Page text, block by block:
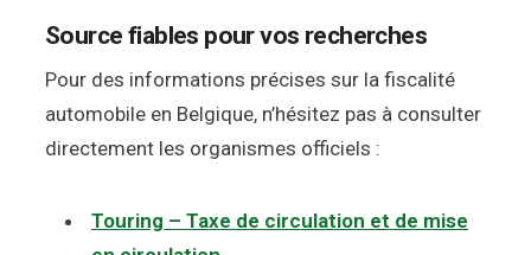
Source fiables pour vos recherches
Pour des informations précises sur la fiscalité
automobile en Belgique, n’hésitez pas à consulter
directement les organismes officiels :
Touring – Taxe de circulation et de mise